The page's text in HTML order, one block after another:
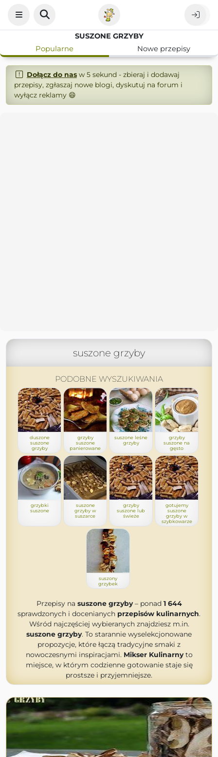
SUSZONE GRZYBY
Popularne
Nowe przepisy
Dołącz do nasw 5 sekund - zbieraj i dodawaj
przepisy, zgłaszaj nowe blogi, dyskutuj na forum i
wyłącz reklamy 😄
suszone grzyby
PODOBNE WYSZUKIWANIA
duszone
suszone
grzyby
grzyby
suszone
panierowane
suszone leśne
grzyby
grzyby
suszone na
gęsto
grzybki
suszone
suszone
grzyby w
suszarce
grzyby
suszone lub
świeże
gotujemy
suszone
grzyby w
szybkowarze
suszony
grzybek
Przepisy na suszone grzyby– ponad 1 644
sprawdzonych i docenianych przepisów kulinarnych.
Wśród najczęściej wybieranych znajdziesz m.in.
suszone grzyby. To starannie wyselekcjonowane
propozycje, które łączą tradycyjne smaki z
nowoczesnymi inspiracjami. Mikser Kulinarnyto
miejsce, w którym codzienne gotowanie staje się
prostsze i przyjemniejsze.